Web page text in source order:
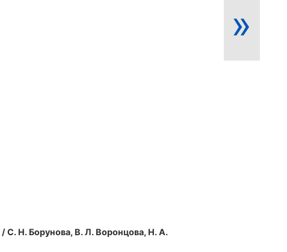
»
/ С. Н. Борунова, В. Л. Воронцова, Н. А.